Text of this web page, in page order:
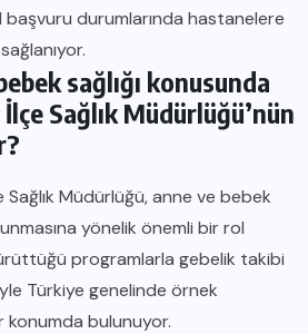
başvuru durumlarında hastanelere
sağlığı konusunda
Sağlık Müdürlüğü’nün
Sağlık Müdürlüğü, anne ve bebek
yönelik önemli bir rol
programlarla gebelik takibi
Türkiye genelinde örnek
bulunuyor.